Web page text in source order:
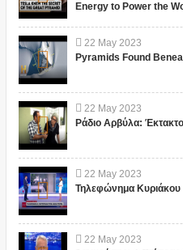
Energy to Power the
22 May 2023
Pyramids Found
22 May 2023
Ράδιο Αρβύλα:
22 May 2023
Τηλεφώνημα Κυριάκου
22 May 2023